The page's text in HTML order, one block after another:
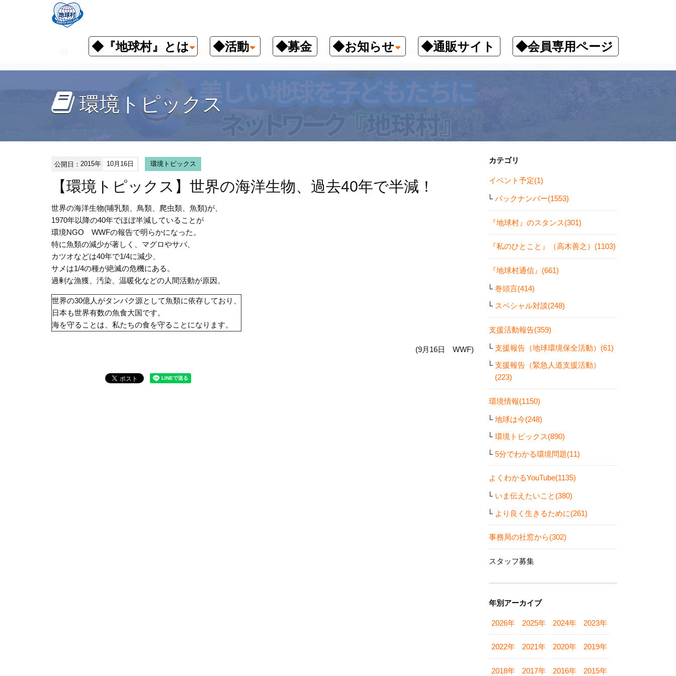
◆『地球村』とは ◆活動 ◆募金 ◆お知らせ ◆通販サイト ◆会員専用ページ
お知らせ 環境情報 環境トピックス 【環境トピックス】世界の海洋生物、過去40年で半減！
環境トピックス
公開日：2015年 10月16日 環境トピックス
【環境トピックス】世界の海洋生物、過去40年で半減！
世界の海洋生物(哺乳類、鳥類、爬虫類、魚類)が、
1970年以降の40年でほぼ半減していることが
環境NGO WWFの報告で明らかになった。
特に魚類の減少が著しく、マグロやサバ、
カツオなどは40年で1/4に減少、
サメは1/4の種が絶滅の危機にある。
過剰な漁獲、汚染、温暖化などの人間活動が原因。
世界の30億人がタンパク源として魚類に依存しており、
日本も世界有数の魚食大国です。
海を守ることは、私たちの食を守ることになります。
(9月16日 WWF)
カテゴリ
イベント予定(1)
バックナンバー(1553)
『地球村』のスタンス(301)
『私のひとこと』（高木善之）(1103)
『地球村通信』(661)
巻頭言(414)
スペシャル対談(248)
支援活動報告(359)
支援報告（地球環境保全活動）(61)
支援報告（緊急人道支援活動）
(223)
環境情報(1150)
地球は今(248)
環境トピックス(890)
5分でわかる環境問題(11)
よくわかるYouTube(1135)
いま伝えたいこと(380)
より良く生きるために(261)
事務局の社窓から(302)
スタッフ募集
年別アーカイブ
2026年 2025年 2024年 2023年
2022年 2021年 2020年 2019年
2018年 2017年 2016年 2015年